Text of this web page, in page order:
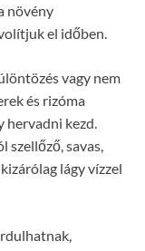
növény
el időben.
vagy nem
és rizóma
hervadni kezd.
szellőző, savas,
lágy vízzel